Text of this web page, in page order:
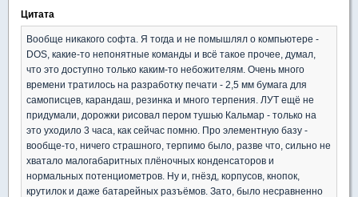
Цитата
Вообще никакого софта. Я тогда и не помышлял о компьютере -
DOS, какие-то непонятные команды и всё такое прочее, думал,
что это доступно только каким-то небожителям. Очень много
времени тратилось на разработку печати - 2,5 мм бумага для
самописцев, карандаш, резинка и много терпения. ЛУТ ещё не
придумали, дорожки рисовал пером тушью Кальмар - только на
это уходило 3 часа, как сейчас помню. Про элементную базу -
вообще-то, ничего страшного, терпимо было, разве что, сильно не
хватало малогабаритных плёночных конденсаторов и
нормальных потенциометров. Ну и, гнёзд, корпусов, кнопок,
крутилок и даже батарейных разъёмов. Зато, было несравненно